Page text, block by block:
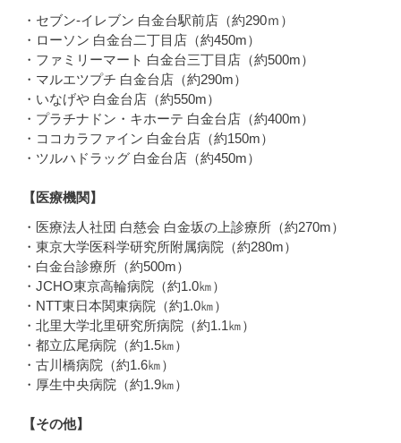
・セブン-イレブン 白金台駅前店（約290ｍ）
・ローソン 白金台二丁目店（約450m）
・ファミリーマート 白金台三丁目店（約500m）
・マルエツプチ 白金台店（約290m）
・いなげや 白金台店（約550m）
・プラチナドン・キホーテ 白金台店（約400m）
・ココカラファイン 白金台店（約150m）
・ツルハドラッグ 白金台店（約450m）
【医療機関】
・医療法人社団 白慈会 白金坂の上診療所（約270m）
・東京大学医科学研究所附属病院（約280m）
・白金台診療所（約500m）
・JCHO東京高輪病院（約1.0㎞）
・NTT東日本関東病院（約1.0㎞）
・北里大学北里研究所病院（約1.1㎞）
・都立広尾病院（約1.5㎞）
・古川橋病院（約1.6㎞）
・厚生中央病院（約1.9㎞）
【その他】